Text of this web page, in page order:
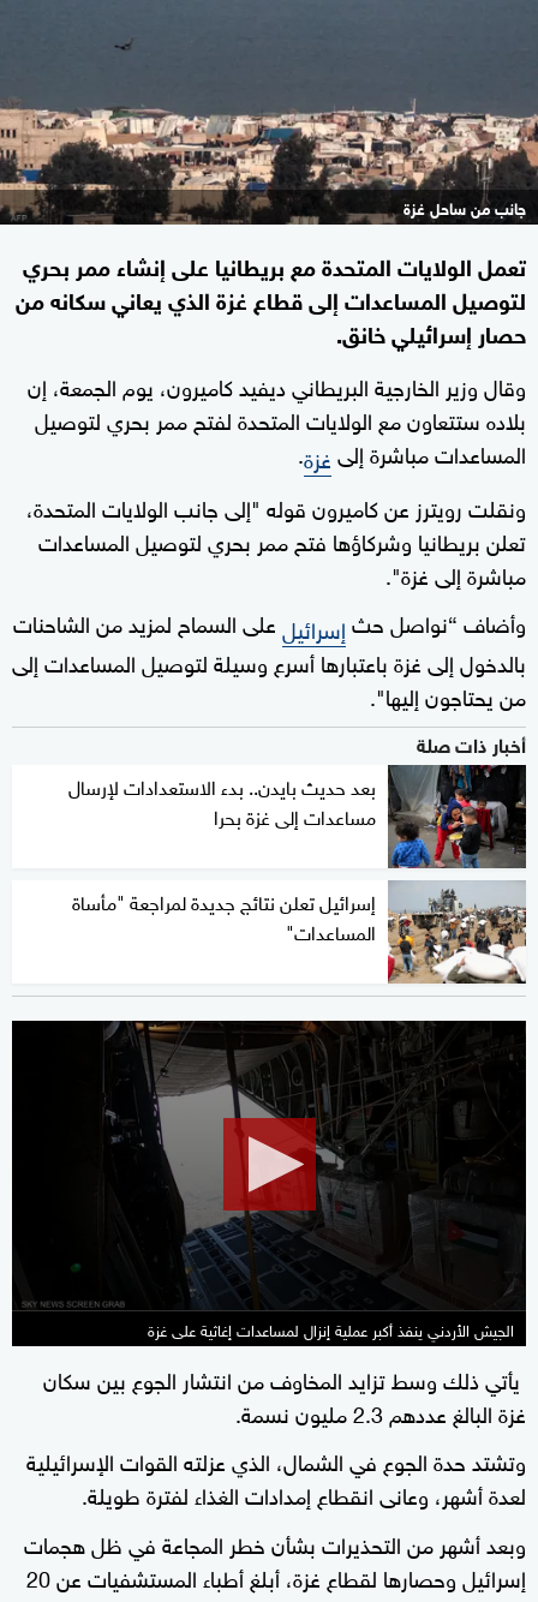
جانب من ساحل غزة
تعمل الولايات المتحدة مع بريطانيا على إنشاء ممر بحري
لتوصيل المساعدات إلى قطاع غزة الذي يعاني سكانه من
حصار إسرائيلي خانق.
وقال وزير الخارجية البريطاني ديفيد كاميرون، يوم الجمعة، إن
بلاده ستتعاون مع الولايات المتحدة لفتح ممر بحري لتوصيل
المساعدات مباشرة إلىغزة.
ونقلت رويترز عن كاميرون قوله "إلى جانب الولايات المتحدة،
تعلن بريطانيا وشركاؤها فتح ممر بحري لتوصيل المساعدات
مباشرة إلى غزة".
وأضاف “نواصل حثإسرائيلعلى السماح لمزيد من الشاحنات
بالدخول إلى غزة باعتبارها أسرع وسيلة لتوصيل المساعدات إلى
من يحتاجون إليها".
أخبار ذات صلة
بعد حديث بايدن.. بدء الاستعدادات لإرسال
مساعدات إلى غزة بحرا
إسرائيل تعلن نتائج جديدة لمراجعة "مأساة
المساعدات"
الجيش الأردني ينفذ أكبر عملية إنزال لمساعدات إغاثية على غزة
يأتي ذلك وسط تزايد المخاوف من انتشار الجوع بين سكان
غزة البالغ عددهم 2.3 مليون نسمة.
وتشتد حدة الجوع في الشمال، الذي عزلته القوات الإسرائيلية
لعدة أشهر، وعانى انقطاع إمدادات الغذاء لفترة طويلة.
وبعد أشهر من التحذيرات بشأن خطر المجاعة في ظل هجمات
إسرائيل وحصارها لقطاع غزة، أبلغ أطباء المستشفيات عن 20